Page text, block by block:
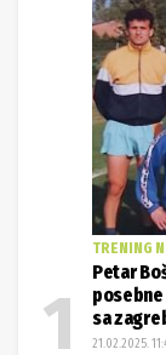
TRENING
Petar
sa
21.02.2025.